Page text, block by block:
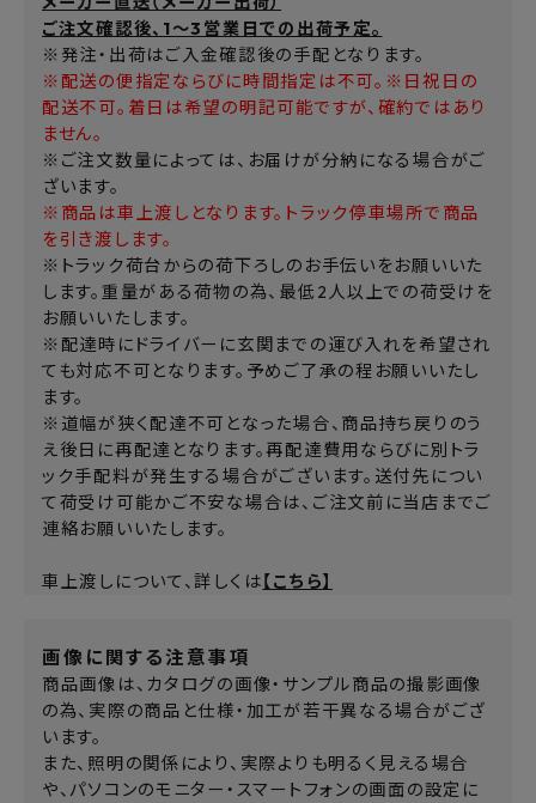
ご注文確認後、1～3営業日での出荷予定。
※発注・出荷はご入金確認後の手配となります。
※配送の便指定ならびに時間指定は不可。※日祝日の
配送不可。着日は希望の明記可能ですが、確約ではあり
ません。
※ご注文数量によっては、お届けが分納になる場合がご
ざいます。
※商品は車上渡しとなります。トラック停車場所で商品
を引き渡します。
※トラック荷台からの荷下ろしのお手伝いをお願いいた
します。重量がある荷物の為、最低2人以上での荷受けを
お願いいたします。
※配達時にドライバーに玄関までの運び入れを希望され
ても対応不可となります。予めご了承の程お願いいたし
ます。
※道幅が狭く配達不可となった場合、商品持ち戻りのう
え後日に再配達となります。再配達費用ならびに別トラ
ック手配料が発生する場合がございます。送付先につい
て荷受け可能かご不安な場合は、ご注文前に当店までご
連絡お願いいたします。
車上渡しについて、詳しくは 【こちら】
画像に関する注意事項
商品画像は、カタログの画像・サンプル商品の撮影画像
の為、実際の商品と仕様・加工が若干異なる場合がござ
います。
また、照明の関係により、実際よりも明るく見える場合
や、パソコンのモニター・スマートフォンの画面の設定に